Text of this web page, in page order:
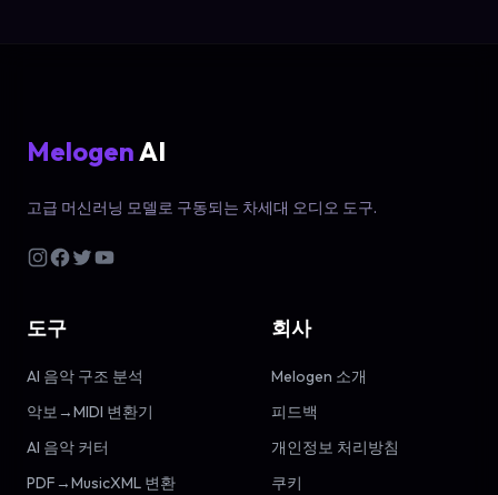
MelogenAI
고급 머신러닝 모델로 구동되는 차세대 오디오 도구.
도구
AI 음악 구조 분석
악보→MIDI 변환기
AI 음악 커터
PDF→MusicXML 변환
회사
Melogen 소개
피드백
개인정보 처리방침
쿠키